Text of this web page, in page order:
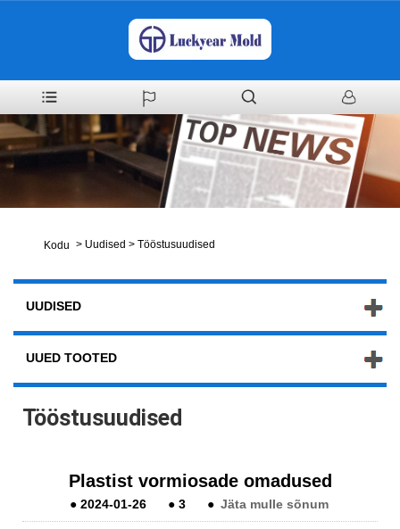
Kodu > Uudised > Tööstusuudised
UUDISED
UUED TOOTED
Tööstusuudised
Plastist vormiosade omadused
● 2024-01-26 ● 3 ● Jäta mulle sõnum